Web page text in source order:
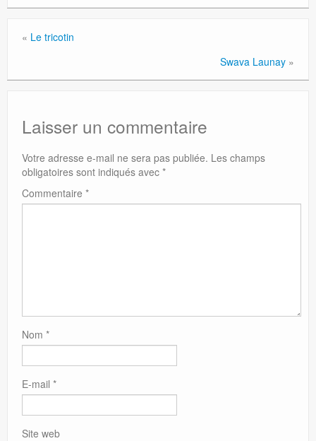
« Le tricotin
Swava Launay »
Laisser un commentaire
Votre adresse e-mail ne sera pas publiée. Les champs
obligatoires sont indiqués avec *
Commentaire *
Nom *
E-mail *
Site web